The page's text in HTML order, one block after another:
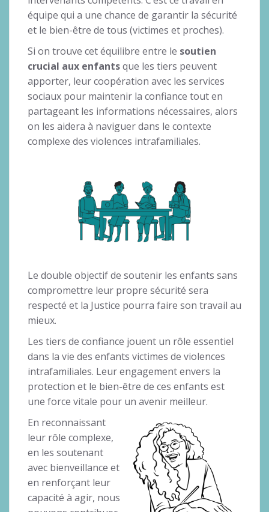
équipe qui a une chance de garantir la sécurité
et le bien-être de tous (victimes et proches).
Si on trouve cet équilibre entre le soutien
crucial aux enfantsque les tiers peuvent
apporter, leur coopération avec les services
sociaux pour maintenir la confiance tout en
partageant les informations nécessaires, alors
on les aidera à naviguer dans le contexte
complexe des violences intrafamiliales.
Le double objectif de soutenir les enfants sans
compromettre leur propre sécurité sera
respecté et la Justice pourra faire son travail au
mieux.
Les tiers de confiance jouent un rôle essentiel
dans la vie des enfants victimes de violences
intrafamiliales. Leur engagement envers la
protection et le bien-être de ces enfants est
une force vitale pour un avenir meilleur.
En reconnaissant
leur rôle complexe,
en les soutenant
avec bienveillance et
en renforçant leur
capacité à agir, nous